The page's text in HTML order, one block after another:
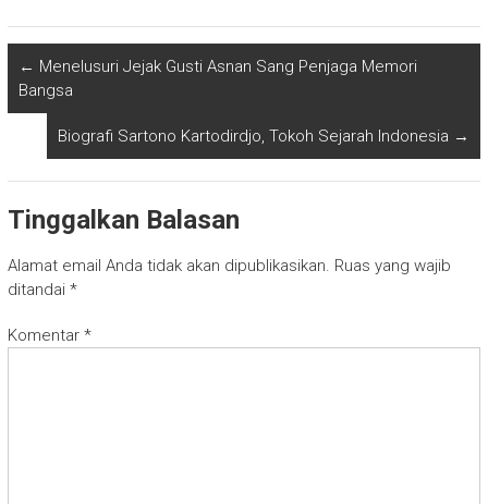
← Menelusuri Jejak Gusti Asnan Sang Penjaga Memori
Bangsa
Biografi Sartono Kartodirdjo, Tokoh Sejarah Indonesia →
Tinggalkan Balasan
Alamat email Anda tidak akan dipublikasikan. Ruas yang wajib
ditandai *
Komentar *